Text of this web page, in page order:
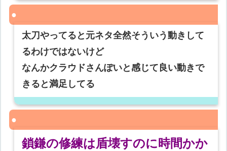
太刀やってると元ネタ全然そういう動きして
るわけではないけど
なんかクラウドさんぽいと感じて良い動きで
きると満足してる
鎖鎌の修練は盾壊すのに時間かか